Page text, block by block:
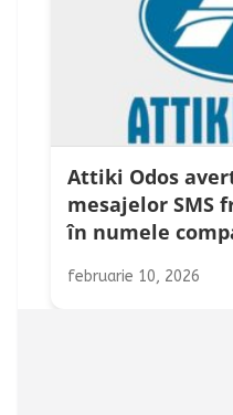
Attiki Odos
mesajelor SMS
în numele
februarie 10, 2026